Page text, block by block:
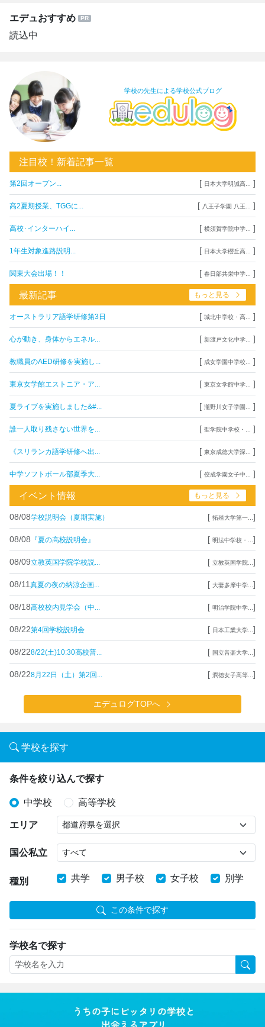
エデュおすすめ
読込中
学校の先生による学校公式ブログ
注目校！新着記事一覧
第2回オープン... [ 日本大学明誠高... ]
高2夏期授業、TGGに... [ 八王子学園 八王... ]
高校･インターハイ... [ 横須賀学院中学... ]
1年生対象進路説明... [ 日本大学櫻丘高... ]
関東大会出場！！ [ 春日部共栄中学... ]
最新記事 もっと見る
オーストラリア語学研修第3日 [ 城北中学校・高... ]
心が動き、身体からエネル... [ 新渡戸文化中学... ]
教職員のAED研修を実施し... [ 成女学園中学校... ]
東京女学館エストニア・ア... [ 東京女学館中学... ]
夏ライブを実施しました&#... [ 瀧野川女子学園... ]
誰一人取り残さない世界を... [ 聖学院中学校・... ]
《スリランカ語学研修へ出... [ 東京成徳大学深... ]
中学ソフトボール部夏季大... [ 佼成学園女子中... ]
イベント情報 もっと見る
08/08学校説明会（夏期実施） [ 拓殖大学第一... ]
08/08 『夏の高校説明会』 [ 明法中学校・... ]
08/09立教英国学院学校説... [ 立教英国学院... ]
08/11 真夏の夜の納涼企画... [ 大妻多摩中学... ]
08/18高校校内見学会（中... [ 明治学院中学... ]
08/22第4回学校説明会 [ 日本工業大学... ]
08/228/22(土)10:30高校普... [ 国立音楽大学... ]
08/228月22日（土）第2回... [ 潤徳女子高等... ]
エデュログTOPへ
学校を探す
条件を絞り込んで探す
中学校 高等学校
エリア
国公私立
種別 共学 男子校 女子校 別学
この条件で探す
学校名で探す